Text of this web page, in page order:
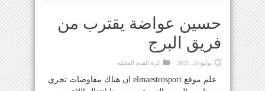
حسين عواضة يقترب من
فريق البرج
يوليو 26, 2021 كرة القدم المحلية
علم موقع elmaestrosport ان هناك مفاوضات تجري